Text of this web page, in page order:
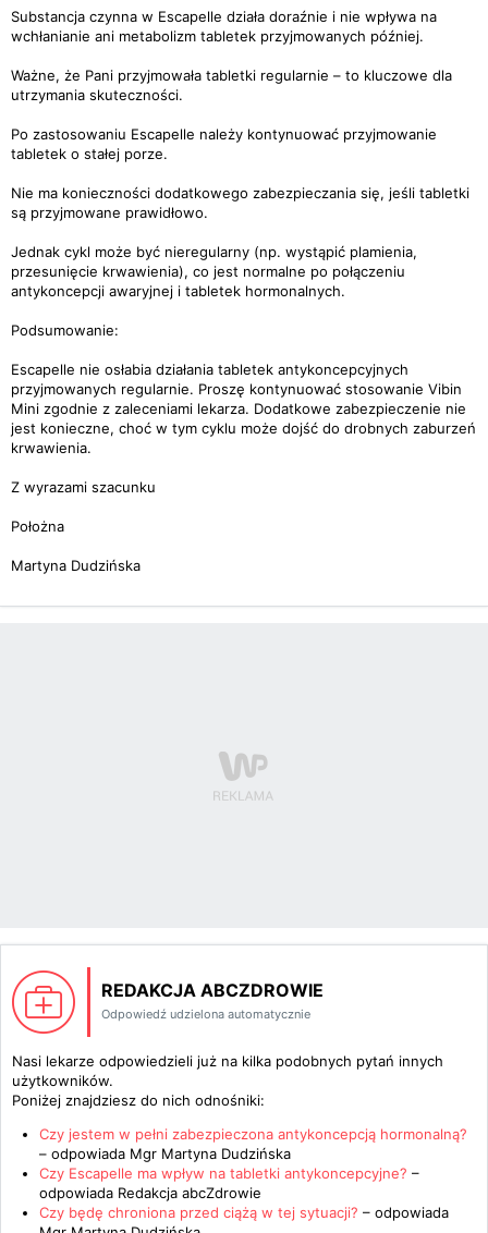
Substancja czynna w Escapelle działa doraźnie i nie wpływa na
wchłanianie ani metabolizm tabletek przyjmowanych później.
Ważne, że Pani przyjmowała tabletki regularnie – to kluczowe dla
utrzymania skuteczności.
Po zastosowaniu Escapelle należy kontynuować przyjmowanie
tabletek o stałej porze.
Nie ma konieczności dodatkowego zabezpieczania się, jeśli tabletki
są przyjmowane prawidłowo.
Jednak cykl może być nieregularny (np. wystąpić plamienia,
przesunięcie krwawienia), co jest normalne po połączeniu
antykoncepcji awaryjnej i tabletek hormonalnych.
Podsumowanie:
Escapelle nie osłabia działania tabletek antykoncepcyjnych
przyjmowanych regularnie. Proszę kontynuować stosowanie Vibin
Mini zgodnie z zaleceniami lekarza. Dodatkowe zabezpieczenie nie
jest konieczne, choć w tym cyklu może dojść do drobnych zaburzeń
krwawienia.
Z wyrazami szacunku
Położna
Martyna Dudzińska
REDAKCJA ABCZDROWIE
Odpowiedź udzielona automatycznie
Nasi lekarze odpowiedzieli już na kilka podobnych pytań innych
użytkowników.
Poniżej znajdziesz do nich odnośniki:
Czy jestem w pełni zabezpieczona antykoncepcją hormonalną?
– odpowiada Mgr Martyna Dudzińska
Czy Escapelle ma wpływ na tabletki antykoncepcyjne? –
odpowiada Redakcja abcZdrowie
Czy będę chroniona przed ciążą w tej sytuacji? – odpowiada